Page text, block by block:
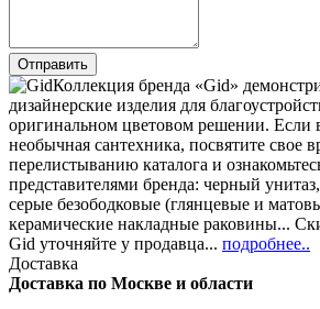
Коллекция бренда «Gid»
дизайнерские изделия для
оригинальном цветовом решении. Если
необычная сантехника, посвятите свое
перелистыванию каталога и
представителями бренда: черный
серые безободковые (глянцевые и
керамические накладные раковины...
Gid уточняйте у продавца... подробнее..
Доставка
Доставка по Москве и области